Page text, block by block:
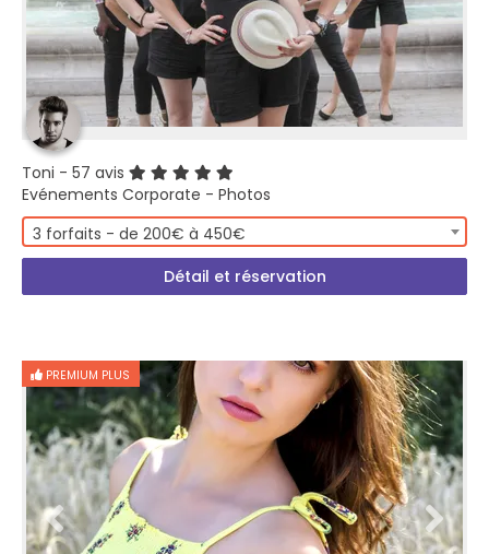
Toni - 57 avis
Evénements Corporate - Photos
3 forfaits - de 200€ à 450€
Détail et réservation
PREMIUM PLUS